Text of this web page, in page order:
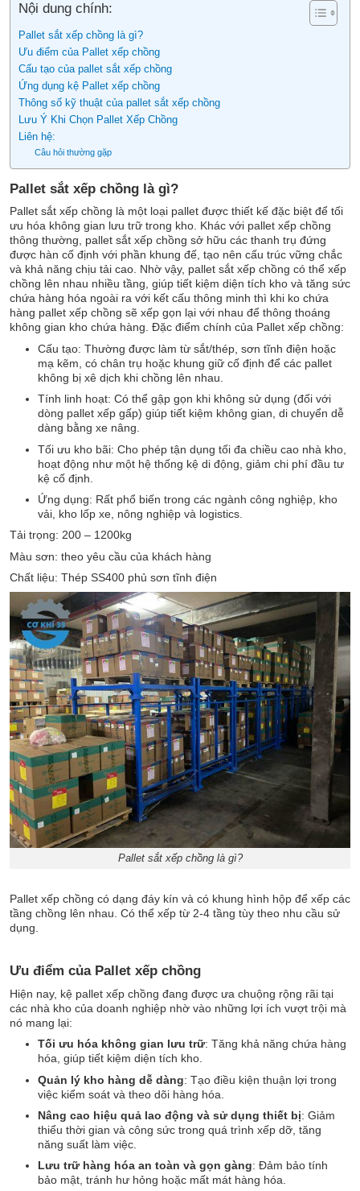
Nội dung chính:
Pallet sắt xếp chồng là gì?
Ưu điểm của Pallet xếp chồng
Cấu tạo của pallet sắt xếp chồng
Ứng dụng kệ Pallet xếp chồng
Thông số kỹ thuật của pallet sắt xếp chồng
Lưu Ý Khi Chọn Pallet Xếp Chồng
Liên hệ:
Câu hỏi thường gặp
Pallet sắt xếp chồng là gì?
Pallet sắt xếp chồng là một loại pallet được thiết kế đặc biệt để tối
ưu hóa không gian lưu trữ trong kho. Khác với pallet xếp chồng
thông thường, pallet sắt xếp chồng sở hữu các thanh trụ đứng
được hàn cố định với phần khung đế, tạo nên cấu trúc vững chắc
và khả năng chịu tải cao. Nhờ vậy, pallet sắt xếp chồng có thể xếp
chồng lên nhau nhiều tầng, giúp tiết kiệm diện tích kho và tăng sức
chứa hàng hóa ngoài ra với kết cấu thông minh thì khi ko chứa
hàng pallet xếp chồng sẽ xếp gọn lại với nhau để thông thoáng
không gian kho chứa hàng. Đặc điểm chính của Pallet xếp chồng:
Cấu tạo: Thường được làm từ sắt/thép, sơn tĩnh điện hoặc
mạ kẽm, có chân trụ hoặc khung giữ cố định để các pallet
không bị xê dịch khi chồng lên nhau.
Tính linh hoạt: Có thể gập gọn khi không sử dụng (đối với
dòng pallet xếp gấp) giúp tiết kiệm không gian, di chuyển dễ
dàng bằng xe nâng.
Tối ưu kho bãi: Cho phép tận dụng tối đa chiều cao nhà kho,
hoạt động như một hệ thống kệ di động, giảm chi phí đầu tư
kệ cố định.
Ứng dụng: Rất phổ biến trong các ngành công nghiệp, kho
vải, kho lốp xe, nông nghiệp và logistics.
Tải trọng: 200 – 1200kg
Màu sơn: theo yêu cầu của khách hàng
Chất liệu: Thép SS400 phủ sơn tĩnh điện
Pallet sắt xếp chồng là gì?
Pallet xếp chồng có dạng đáy kín và có khung hình hộp để xếp các
tầng chồng lên nhau. Có thể xếp từ 2-4 tầng tùy theo nhu cầu sử
dụng.
Ưu điểm của Pallet xếp chồng
Hiện nay, kệ pallet xếp chồng đang được ưa chuộng rộng rãi tại
các nhà kho của doanh nghiệp nhờ vào những lợi ích vượt trội mà
nó mang lại:
Tối ưu hóa không gian lưu trữ: Tăng khả năng chứa hàng
hóa, giúp tiết kiệm diện tích kho.
Quản lý kho hàng dễ dàng: Tạo điều kiện thuận lợi trong
việc kiểm soát và theo dõi hàng hóa.
Nâng cao hiệu quả lao động và sử dụng thiết bị: Giảm
thiểu thời gian và công sức trong quá trình xếp dỡ, tăng
năng suất làm việc.
Lưu trữ hàng hóa an toàn và gọn gàng: Đảm bảo tính
bảo mật, tránh hư hỏng hoặc mất mát hàng hóa.